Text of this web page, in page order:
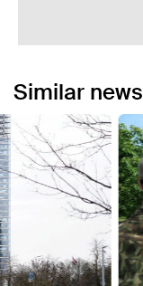
Similar news